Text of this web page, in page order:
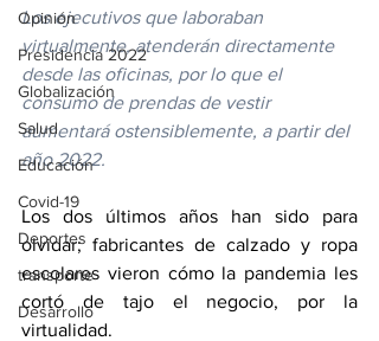
Opinión
Presidencia 2022
Globalización
Salud
Educación
Covid-19
Deportes
transporte
Desarrollo
Los ejecutivos que laboraban
virtualmente, atenderán directamente
desde las oficinas, por lo que el
consumo de prendas de vestir
aumentará ostensiblemente, a partir del
año 2022.
Los dos últimos años han sido para
olvidar; fabricantes de calzado y ropa
escolares vieron cómo la pandemia les
cortó de tajo el negocio, por la
virtualidad.